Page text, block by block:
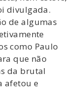
divulgada.
de algumas
como Paulo
que não
da brutal
afetou e